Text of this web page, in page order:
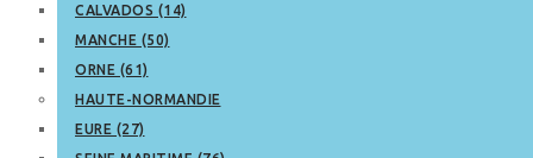
CALVADOS (14)
MANCHE (50)
ORNE (61)
HAUTE-NORMANDIE
EURE (27)